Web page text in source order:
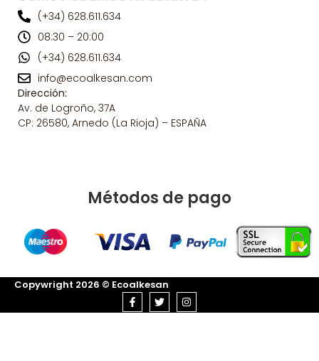
(+34) 628.611.634
08:30 – 20:00
(+34) 628.611.634
info@ecoalkesan.com
Dirección:
Av. de Logroño, 37A
CP: 26580, Arnedo (La Rioja) – ESPAÑA
Métodos de pago
Copywright 2026 © Ecoalkesan